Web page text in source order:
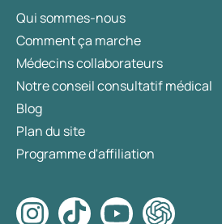
Qui sommes-nous
Comment ça marche
Médecins collaborateurs
Notre conseil consultatif médical
Blog
Plan du site
Programme d'affiliation